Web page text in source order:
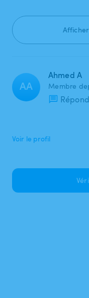
AA
Ahmed A
Membre
Voir le profil